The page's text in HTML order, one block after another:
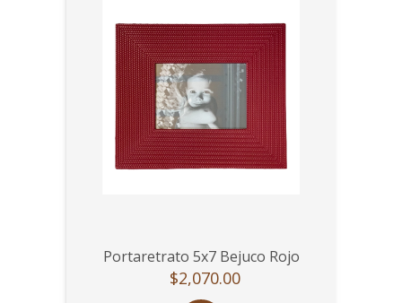
Portaretrato 5x7 Bejuco Rojo
$2,070.00